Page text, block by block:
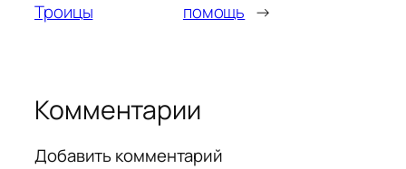
Троицы
помощь →
Комментарии
Добавить комментарий